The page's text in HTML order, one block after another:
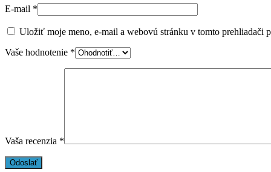
E-mail *
Uložiť moje meno, e-mail a webovú stránku v tomto prehliadači
Vaše hodnotenie *
Vaša recenzia *